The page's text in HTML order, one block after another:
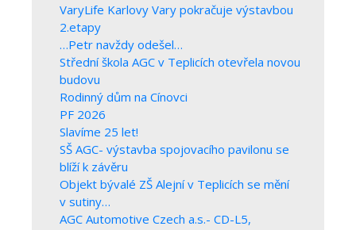
VaryLife Karlovy Vary pokračuje výstavbou
2.etapy
…Petr navždy odešel…
Střední škola AGC v Teplicích otevřela novou
budovu
Rodinný dům na Cínovci
PF 2026
Slavíme 25 let!
SŠ AGC- výstavba spojovacího pavilonu se
blíží k závěru
Objekt bývalé ZŠ Alejní v Teplicích se mění
v sutiny…
AGC Automotive Czech a.s.- CD-L5,